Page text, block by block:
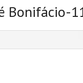
Bonifácio-